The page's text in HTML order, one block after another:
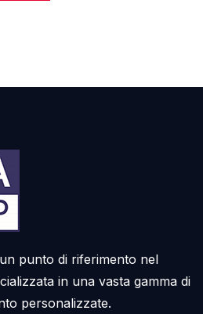
punto di riferimento nel
in una vasta gamma di
personalizzate.